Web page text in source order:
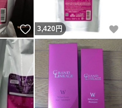
いいね！
3,420 円